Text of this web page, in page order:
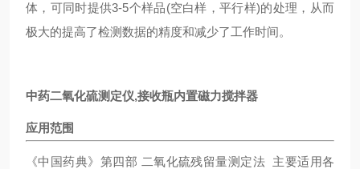
体，可同时提供3-5个样品(空白样，平行样)的处理，从而
极大的提高了检测数据的精度和减少了工作时间。
中药二氧化硫测定仪,接收瓶内置磁力搅拌器
应用范围
《中国药典》第四部 二氧化硫残留量测定法 主要适用各